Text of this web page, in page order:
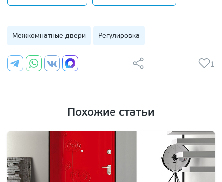
Межкомнатные двери Регулировка
1
Похожие статьи